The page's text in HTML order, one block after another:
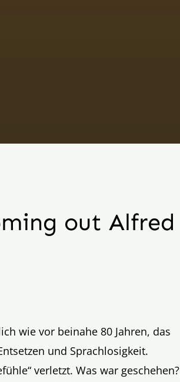
out Alfred
wie vor beinahe 80 Jahren, das
und Sprachlosigkeit.
“ verletzt. Was war geschehen?